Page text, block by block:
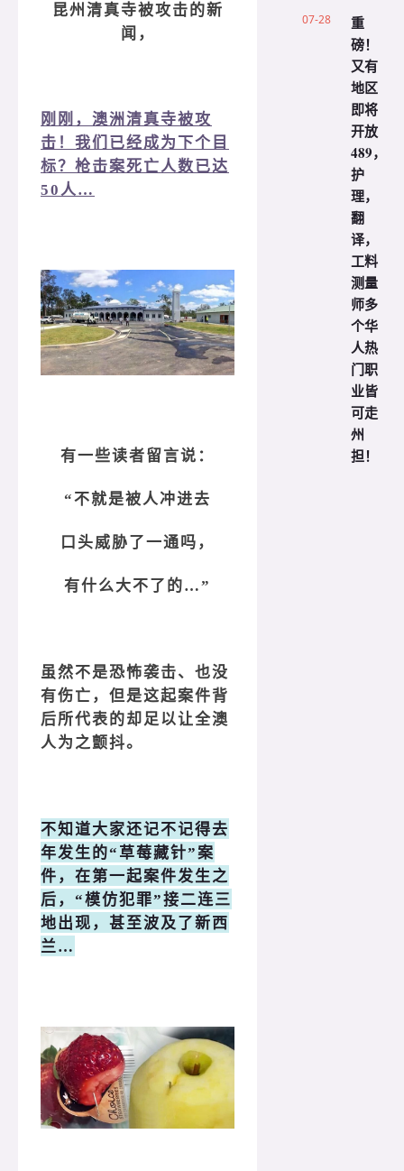
昆州清真寺被攻击的新
闻，
刚刚，澳洲清真寺被攻
击！我们已经成为下个目
标？枪击案死亡人数已达
50人…
有一些读者留言说：
“不就是被人冲进去
口头威胁了一通吗，
有什么大不了的…”
虽然不是恐怖袭击、也没
有伤亡，但是这起案件背
后所代表的却足以让全澳
人为之颤抖。
不知道大家还记不记得去
年发生的“草莓藏针”案
件，在第一起案件发生之
后，“模仿犯罪”接二连三
地出现，甚至波及了新西
兰…
07-28
重
磅！
又有
地区
即将
开放
489，
护
理，
翻
译，
工料
测量
师多
个华
人热
门职
业皆
可走
州
担！